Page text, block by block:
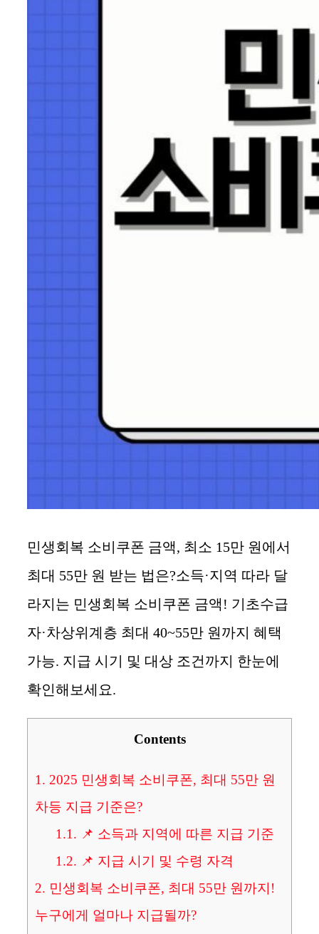
민생회복 소비쿠폰 금액, 최소 15만 원에서
최대 55만 원 받는 법은?소득·지역 따라 달
라지는 민생회복 소비쿠폰 금액! 기초수급
자·차상위계층 최대 40~55만 원까지 혜택
가능. 지급 시기 및 대상 조건까지 한눈에
확인해보세요.
Contents
1. 2025 민생회복 소비쿠폰, 최대 55만 원
차등 지급 기준은?
1.1. 📌 소득과 지역에 따른 지급 기준
1.2. 📌 지급 시기 및 수령 자격
2. 민생회복 소비쿠폰, 최대 55만 원까지!
누구에게 얼마나 지급될까?